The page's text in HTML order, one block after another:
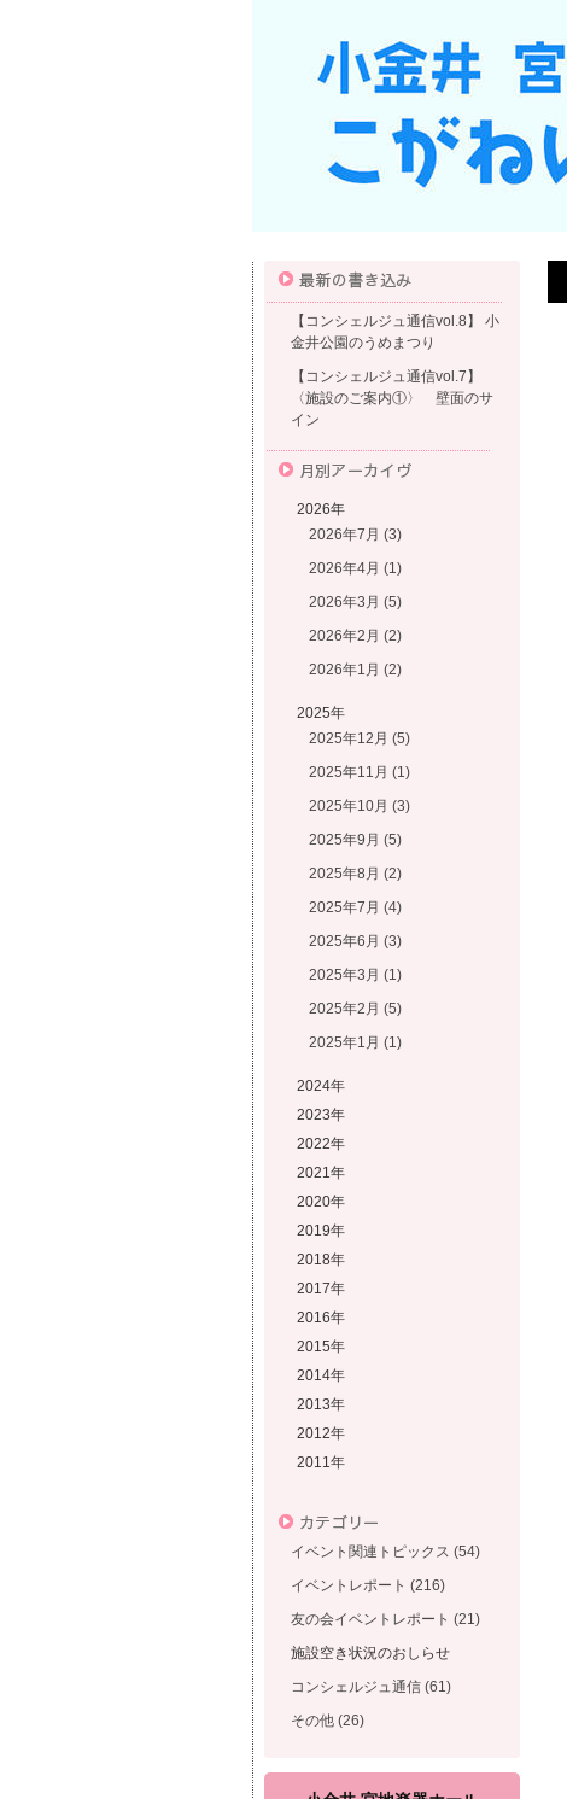
【コンシェルジュ通信vol.8】 小
金井公園のうめまつり
【コンシェルジュ通信vol.7】
〈施設のご案内①〉 壁面のサ
イン
2026年
2026年7月 (3)
2026年4月 (1)
2026年3月 (5)
2026年2月 (2)
2026年1月 (2)
2025年
2025年12月 (5)
2025年11月 (1)
2025年10月 (3)
2025年9月 (5)
2025年8月 (2)
2025年7月 (4)
2025年6月 (3)
2025年3月 (1)
2025年2月 (5)
2025年1月 (1)
2024年
2023年
2022年
2021年
2020年
2019年
2018年
2017年
2016年
2015年
2014年
2013年
2012年
2011年
イベント関連トピックス (54)
イベントレポート (216)
友の会イベントレポート (21)
施設空き状況のおしらせ
コンシェルジュ通信 (61)
その他 (26)